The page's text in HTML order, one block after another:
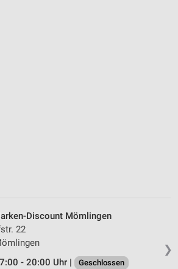
❯
Discount Mömlingen
22
- 20:00 Uhr |
Geschlossen